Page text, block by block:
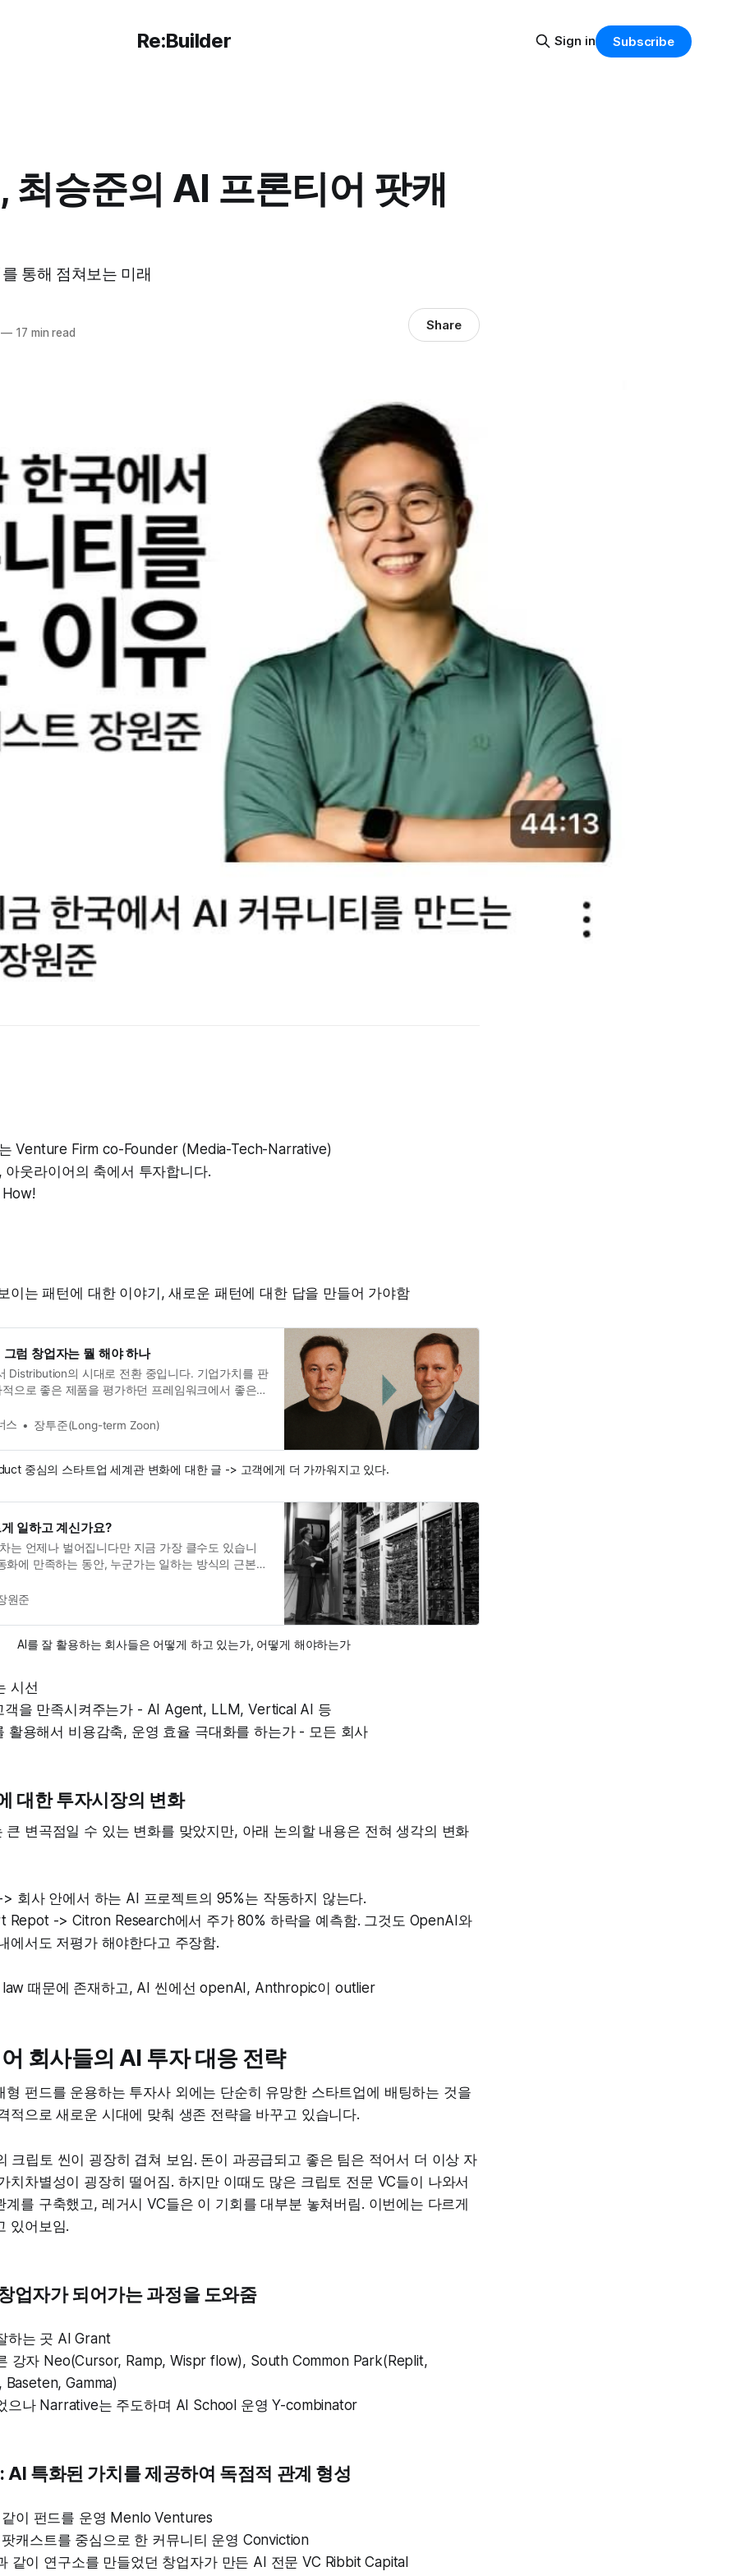
Re:Builder Sign in Subscribe
최승준의 AI 프론티어 팟캐
통해 점쳐보는 미래
— 17 min read Share
Venture Firm co-Founder (Media-Tech-Narrative)
아웃라이어의 축에서 투자합니다.
이는 패턴에 대한 이야기, 새로운 패턴에 대한 답을 만들어 가야함
럼 창업자는 뭘 해야 하나
Distribution의 시대로 전환 중입니다. 기업가치를 판
으로 좋은 제품을 평가하던 프레임워크에서 좋은
스
장투준(Long-term Zoon)
중심의 스타트업 세계관 변화에 대한 글 -> 고객에게 더 가까워지고 있다.
일하고 계신가요?
는 언제나 벌어집니다만 지금 가장 클수도 있습니
화에 만족하는 동안, 누군가는 일하는 방식의 근본을
원준
AI를 잘 활용하는 회사들은 어떻게 하고 있는가, 어떻게 해야하는가
시선
객을 만족시켜주는가 - AI Agent, LLM, Vertical AI 등
활용해서 비용감축, 운영 효율 극대화를 하는가 - 모든 회사
대한 투자시장의 변화
큰 변곡점일 수 있는 변화를 맞았지만, 아래 논의할 내용은 전혀 생각의 변화
회사 안에서 하는 AI 프로젝트의 95%는 작동하지 않는다.
Repot -> Citron Research에서 주가 80% 하락을 예측함. 그것도 OpenAI와
에서도 저평가 해야한다고 주장함.
때문에 존재하고, AI 씬에선 openAI, Anthropic이 outlier
회사들의 AI 투자 대응 전략
형 펀드를 운용하는 투자사 외에는 단순히 유망한 스타트업에 배팅하는 것을
적으로 새로운 시대에 맞춰 생존 전략을 바꾸고 있습니다.
크립토 씬이 굉장히 겹쳐 보임. 돈이 과공급되고 좋은 팀은 적어서 더 이상 자
치차별성이 굉장히 떨어짐. 하지만 이때도 많은 크립토 전문 VC들이 나와서
계를 구축했고, 레거시 VC들은 이 기회를 대부분 놓쳐버림. 이번에는 다르게
있어보임.
업자가 되어가는 과정을 도와줌
하는 곳 AI Grant
강자 Neo(Cursor, Ramp, Wispr flow), South Common Park(Replit,
Gamma)
으나 Narrative는 주도하며 AI School 운영 Y-combinator
특화된 가치를 제공하여 독점적 관계 형성
이 펀드를 운영 Menlo Ventures
캐스트를 중심으로 한 커뮤니티 운영 Conviction
같이 연구소를 만들었던 창업자가 만든 AI 전문 VC Ribbit Capital